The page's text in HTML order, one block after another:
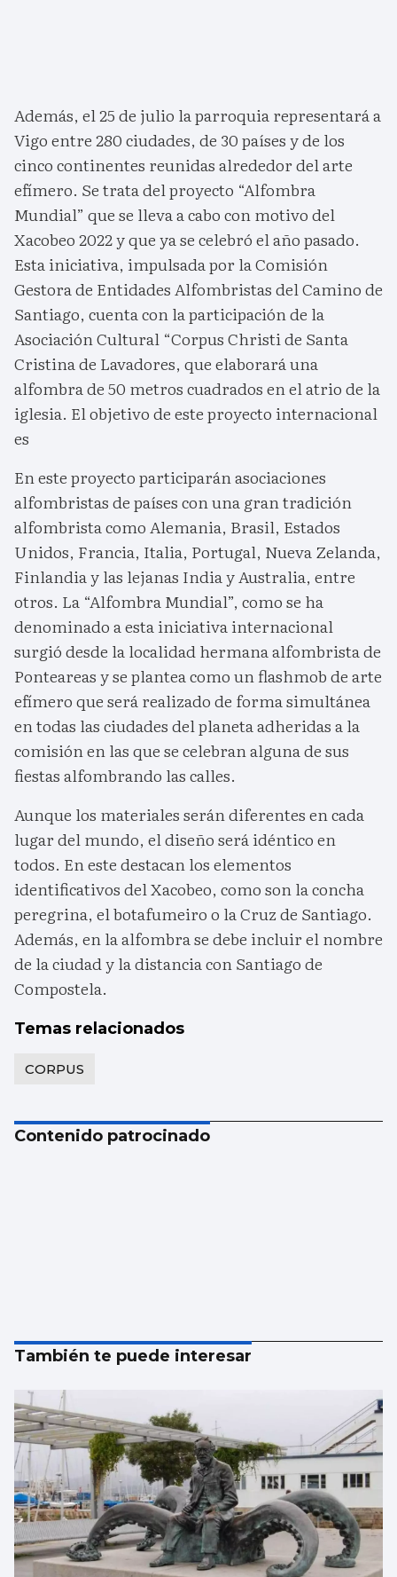
Además, el 25 de julio la parroquia representará a
Vigo entre 280 ciudades, de 30 países y de los
cinco continentes reunidas alrededor del arte
efímero. Se trata del proyecto “Alfombra
Mundial” que se lleva a cabo con motivo del
Xacobeo 2022 y que ya se celebró el año pasado.
Esta iniciativa, impulsada por la Comisión
Gestora de Entidades Alfombristas del Camino de
Santiago, cuenta con la participación de la
Asociación Cultural “Corpus Christi de Santa
Cristina de Lavadores, que elaborará una
alfombra de 50 metros cuadrados en el atrio de la
iglesia. El objetivo de este proyecto internacional
es
En este proyecto participarán asociaciones
alfombristas de países con una gran tradición
alfombrista como Alemania, Brasil, Estados
Unidos, Francia, Italia, Portugal, Nueva Zelanda,
Finlandia y las lejanas India y Australia, entre
otros. La “Alfombra Mundial”, como se ha
denominado a esta iniciativa internacional
surgió desde la localidad hermana alfombrista de
Ponteareas y se plantea como un flashmob de arte
efímero que será realizado de forma simultánea
en todas las ciudades del planeta adheridas a la
comisión en las que se celebran alguna de sus
fiestas alfombrando las calles.
Aunque los materiales serán diferentes en cada
lugar del mundo, el diseño será idéntico en
todos. En este destacan los elementos
identificativos del Xacobeo, como son la concha
peregrina, el botafumeiro o la Cruz de Santiago.
Además, en la alfombra se debe incluir el nombre
de la ciudad y la distancia con Santiago de
Compostela.
Temas relacionados
CORPUS
Contenido patrocinado
También te puede interesar